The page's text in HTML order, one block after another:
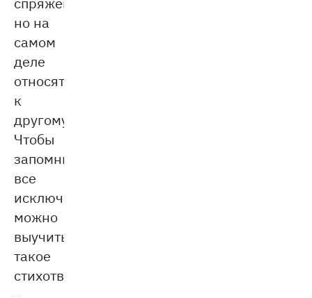
но на
самом
деле
относятся
к
другому.
Чтобы
запомнить
все
исключения,
можно
выучить
такое
стихотворение: